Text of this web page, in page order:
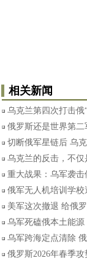
相关新闻
乌克兰第四次打击俄
俄罗斯还是世界第二
切断俄军星链后 乌
乌克兰的反击，不仅
重大战果：乌军袭
俄军无人机培训学
美军这次撤退 给俄
乌军死磕俄本土能
乌军跨海定点清除
俄罗斯2026年春季